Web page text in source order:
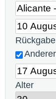
Rückgabe
Alter